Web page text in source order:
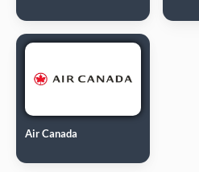
Air Canada